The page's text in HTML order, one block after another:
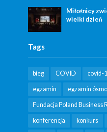
Miłośnicy
wielki dzień
Tags
bieg COVID covid-
egzamin egzamin
Fundacja Poland Business
konferencja konkurs